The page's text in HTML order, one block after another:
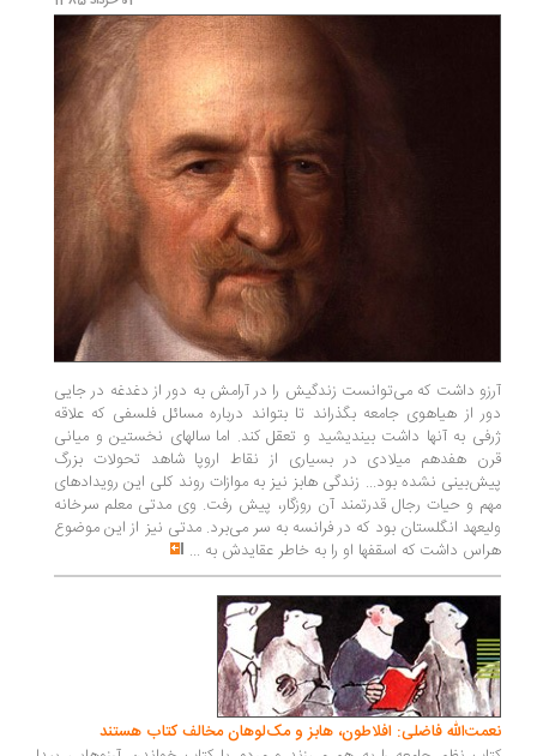
آرزو داشت که می‌توانست زندگیش را در آرامش به دور از دغدغه در جایی
دور از هیاهوی جامعه بگذراند تا بتواند درباره مسائل فلسفی که علاقه
ژرفی به آنها داشت بیندیشید و تعقل کند. اما سالهای نخستین و میانی
قرن هفدهم میلادی در بسیاری از نقاط اروپا شاهد تحولات بزرگ
پیش‌بینی نشده بود... زندگی هابز نیز به موازات روند کلی این رویدادهای
مهم و حیات رجال قدرتمند آن روزگار، پیش رفت. وی مدتی معلم سرخانه
ولیعهد انگلستان بود که در فرانسه به سر می‌برد. مدتی نیز از این موضوع
هراس داشت که اسقفها او را به خاطر عقایدش به ...
نعمت‌الله فاضلی: افلاطون، هابز و مک‌لوهان مخالف کتاب هستند